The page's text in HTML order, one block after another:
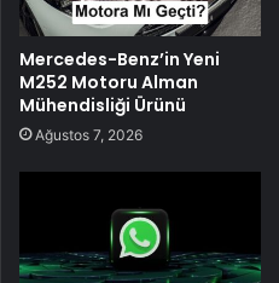
Mercedes-Benz’in Yeni
M252 Motoru Alman
Mühendisliği Ürünü
Ağustos 7, 2026